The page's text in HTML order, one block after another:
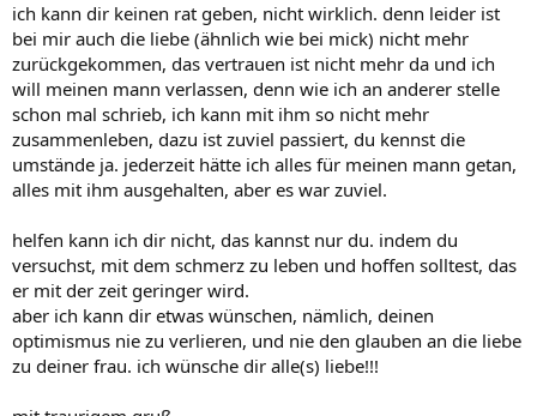
ich kann dir keinen rat geben, nicht wirklich. denn leider ist
bei mir auch die liebe (ähnlich wie bei mick) nicht mehr
zurückgekommen, das vertrauen ist nicht mehr da und ich
will meinen mann verlassen, denn wie ich an anderer stelle
schon mal schrieb, ich kann mit ihm so nicht mehr
zusammenleben, dazu ist zuviel passiert, du kennst die
umstände ja. jederzeit hätte ich alles für meinen mann getan,
alles mit ihm ausgehalten, aber es war zuviel.
helfen kann ich dir nicht, das kannst nur du. indem du
versuchst, mit dem schmerz zu leben und hoffen solltest, das
er mit der zeit geringer wird.
aber ich kann dir etwas wünschen, nämlich, deinen
optimismus nie zu verlieren, und nie den glauben an die liebe
zu deiner frau. ich wünsche dir alle(s) liebe!!!